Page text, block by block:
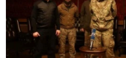
BLOGLAR
FİKİR